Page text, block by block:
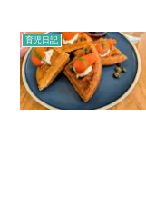
育児日記